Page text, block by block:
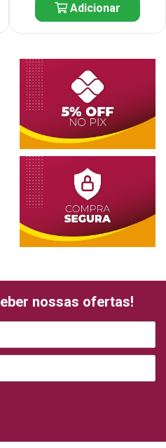
Adicionar
nossas ofertas!